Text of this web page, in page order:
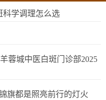
科学调理怎么选
蓉城中医白斑门诊部2025
旗都是照亮前行的灯火